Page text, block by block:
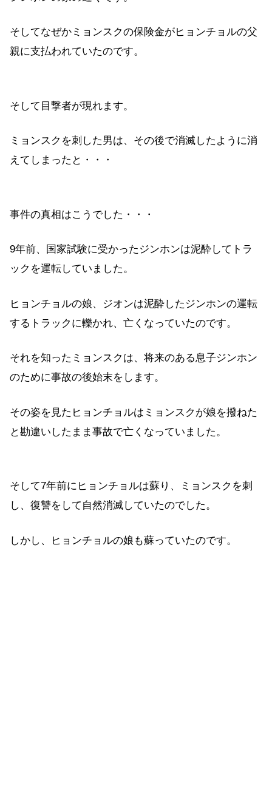
そしてなぜかミョンスクの保険金がヒョンチョルの父
親に支払われていたのです。
そして目撃者が現れます。
ミョンスクを刺した男は、その後で消滅したように消
えてしまったと・・・
事件の真相はこうでした・・・
9年前、国家試験に受かったジンホンは泥酔してトラ
ックを運転していました。
ヒョンチョルの娘、ジオンは泥酔したジンホンの運転
するトラックに轢かれ、亡くなっていたのです。
それを知ったミョンスクは、将来のある息子ジンホン
のために事故の後始末をします。
その姿を見たヒョンチョルはミョンスクが娘を撥ねた
と勘違いしたまま事故で亡くなっていました。
そして7年前にヒョンチョルは蘇り、ミョンスクを刺
し、復讐をして自然消滅していたのでした。
しかし、ヒョンチョルの娘も蘇っていたのです。